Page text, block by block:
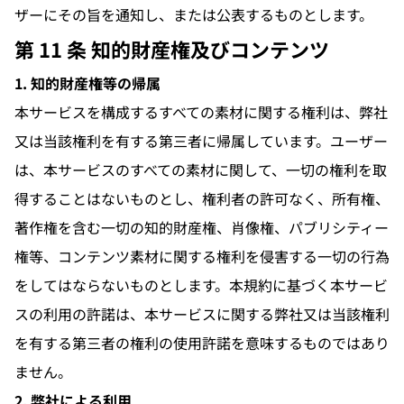
ザーにその旨を通知し、または公表するものとします。
第 11 条 知的財産権及びコンテンツ
1. 知的財産権等の帰属
本サービスを構成するすべての素材に関する権利は、弊社
又は当該権利を有する第三者に帰属しています。ユーザー
は、本サービスのすべての素材に関して、一切の権利を取
得することはないものとし、権利者の許可なく、所有権、
著作権を含む一切の知的財産権、肖像権、パブリシティー
権等、コンテンツ素材に関する権利を侵害する一切の行為
をしてはならないものとします。本規約に基づく本サービ
スの利用の許諾は、本サービスに関する弊社又は当該権利
を有する第三者の権利の使用許諾を意味するものではあり
ません。